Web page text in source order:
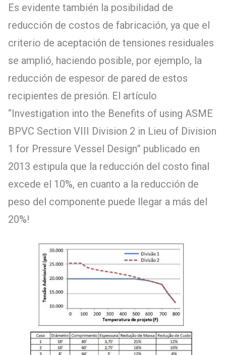
Es evidente también la posibilidad de
reducción de costos de fabricación, ya que el
criterio de aceptación de tensiones residuales
se amplió, haciendo posible, por ejemplo, la
reducción de espesor de pared de estos
recipientes de presión. El artículo
“Investigation into the Benefits of using ASME
BPVC Section VIII Division 2 in Lieu of Division
1 for Pressure Vessel Design” publicado en
2013 estipula que la reducción del costo final
excede el 10%, en cuanto a la reducción de
peso del componente puede llegar a más del
20%!